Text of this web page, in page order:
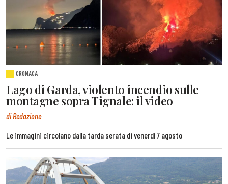
CRONACA
Lago di Garda, violento incendio sulle
montagne sopra Tignale: il video
di Redazione
Le immagini circolano dalla tarda serata di venerdì 7 agosto